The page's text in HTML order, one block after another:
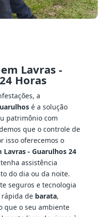
Lavras -
Horas
a
é a solução
patrimônio com
que o controle de
isso oferecemos o
Lavras - Guarulhos 24
assistência
do dia ou da noite.
seguros e tecnologia
de barata,
que o seu ambiente